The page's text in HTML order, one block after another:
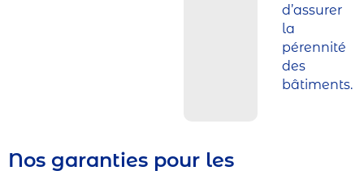
d’assurer
la
pérennité
des
bâtiments.
Nos garanties pour les